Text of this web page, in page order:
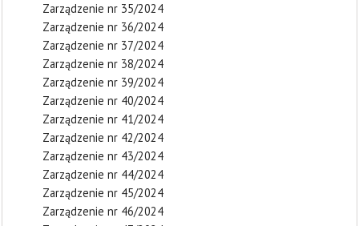
Zarządzenie nr 35/2024
Zarządzenie nr 36/2024
Zarządzenie nr 37/2024
Zarządzenie nr 38/2024
Zarządzenie nr 39/2024
Zarządzenie nr 40/2024
Zarządzenie nr 41/2024
Zarządzenie nr 42/2024
Zarządzenie nr 43/2024
Zarządzenie nr 44/2024
Zarządzenie nr 45/2024
Zarządzenie nr 46/2024